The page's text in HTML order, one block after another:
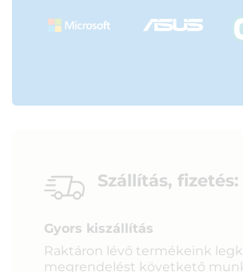
Szállítás, fizetés:
Gyors kiszállítás
Raktáron lévő termékeink
megrendelést követkető